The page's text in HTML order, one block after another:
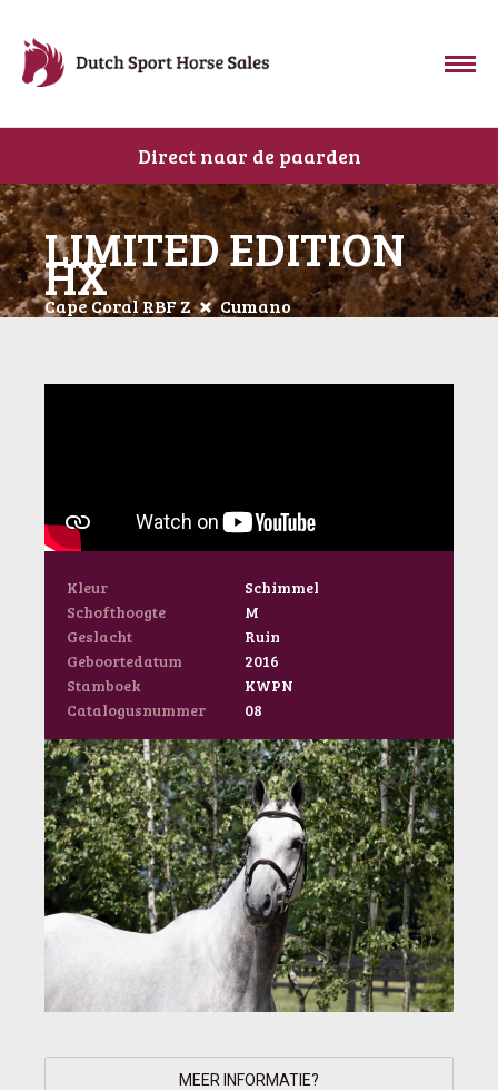
Direct naar de paarden
LIMITED EDITION
HX
Cape Coral RBF Z Cumano
Kleur
Schimmel
Schofthoogte
M
Geslacht
Ruin
Geboortedatum
2016
Stamboek
KWPN
Catalogusnummer
08
MEER INFORMATIE?